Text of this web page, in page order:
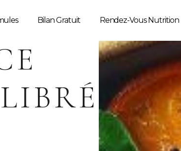
Bilan Gratuit Rendez-Vous Nutrition